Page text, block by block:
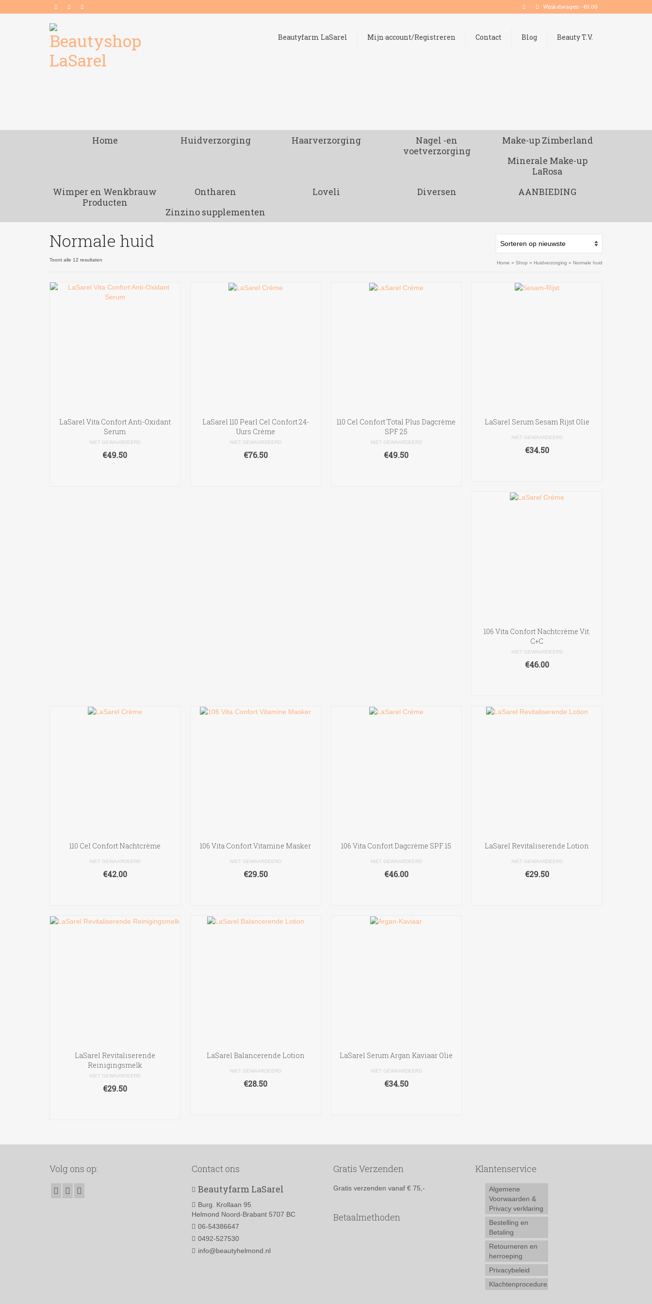
Winkelwagen - €0.00
Beautyfarm LaSarel Mijn account/Registreren Contact Blog Beauty T.V.
Home Huidverzorging Haarverzorging
Nagel -en
voetverzorging
Make-up Zimberland
Minerale Make-up
LaRosa
Wimper en Wenkbrauw
Producten
Ontharen Loveli Diversen
AANBIEDING
Zinzino supplementen
Normale huid
Toont alle 12 resultaten
Home » Shop » Huidverzorging » Normale huid
LaSarel Vita Confort Anti-Oxidant
Serum
NIET GEWAARDEERD
€49.50
LaSarel 110 Pearl Cel Confort 24-
Uurs Crème
NIET GEWAARDEERD
€76.50
110 Cel Confort Total Plus Dagcrème
SPF 25
NIET GEWAARDEERD
€49.50
LaSarel Serum Sesam Rijst Olie
NIET GEWAARDEERD
€34.50
106 Vita Confort Nachtcrème Vit.
C+C
NIET GEWAARDEERD
€46.00
110 Cel Confort Nachtcrème
NIET GEWAARDEERD
€42.00
106 Vita Confort Vitamine Masker
NIET GEWAARDEERD
€29.50
106 Vita Confort Dagcrème SPF 15
NIET GEWAARDEERD
€46.00
LaSarel Revitaliserende Lotion
NIET GEWAARDEERD
€29.50
LaSarel Revitaliserende
Reinigingsmelk
NIET GEWAARDEERD
€29.50
LaSarel Balancerende Lotion
NIET GEWAARDEERD
€28.50
LaSarel Serum Argan Kaviaar Olie
NIET GEWAARDEERD
€34.50
Volg ons op:
Contact ons
Beautyfarm LaSarel
Burg. Krollaan 95
Helmond Noord-Brabant 5707 BC
06-54386647
0492-527530
info@beautyhelmond.nl
Gratis Verzenden
Gratis verzenden vanaf € 75,-
Betaalmethoden
Klantenservice
Algemene
Voorwaarden &
Privacy verklaring
Bestelling en
Betaling
Retourneren en
herroeping
Privacybeleid
Klachtenprocedure